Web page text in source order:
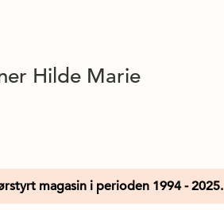
Hilde Marie
magasin i perioden 1994 - 2025.